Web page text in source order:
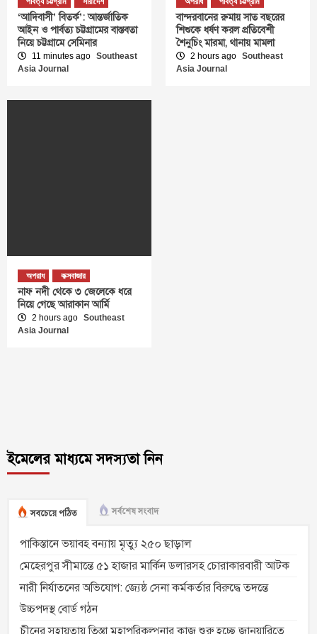
‘আদিবাসী’ বিতর্ক’: আন্তর্জাতিক
আইন ও পার্বত্য চট্টগ্রামের বাস্তবতা
নিয়ে চট্টগ্রামে সেমিনার
11 minutes ago Southeast
Asia Journal
বান্দরবানের রুমায় সাত বছরের
শিশুকে ধর্ষণ করল প্রতিবেশী
শৈনুচিং মারমা, থানায় মামলা
2 hours ago Southeast
Asia Journal
অপরাধ কক্সবাজার
নাফ নদী থেকে ৩ জেলেকে ধরে
নিয়ে গেছে আরাকান আর্মি
2 hours ago Southeast
Asia Journal
ইমেলের মাধ্যমে সদস্যতা নিন
সবচেয়ে পঠিত সর্বশেষ সংবাদ
পাকিস্তানে ভয়াবহ বন্যায় মৃত্যু ২৫০ ছাড়াল
মেহেরপুর সীমান্তে ৫১ হাজার মার্কিন ডলারসহ চোরাকারবারী আটক
নারী নির্যাতনের অভিযোগ: জ্যেষ্ঠ সেনা কর্মকর্তার বিরুদ্ধে তদন্তে
উচ্চপদস্থ বোর্ড গঠন
চীনের সহায়তায় তিস্তা মহাপরিকল্পনার কাজ শুরু হচ্ছে জানুয়ারিতে